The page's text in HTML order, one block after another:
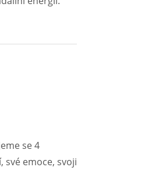
se 4
emoce, svoji